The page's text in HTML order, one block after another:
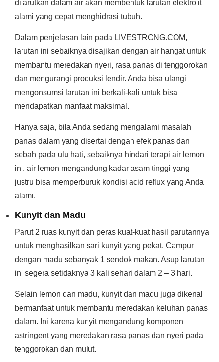
dilarutkan dalam air akan membentuk larutan elektrolit
alami yang cepat menghidrasi tubuh.
Dalam penjelasan lain pada LIVESTRONG.COM,
larutan ini sebaiknya disajikan dengan air hangat untuk
membantu meredakan nyeri, rasa panas di tenggorokan
dan mengurangi produksi lendir. Anda bisa ulangi
mengonsumsi larutan ini berkali-kali untuk bisa
mendapatkan manfaat maksimal.
Hanya saja, bila Anda sedang mengalami masalah
panas dalam yang disertai dengan efek panas dan
sebah pada ulu hati, sebaiknya hindari terapi air lemon
ini. air lemon mengandung kadar asam tinggi yang
justru bisa memperburuk kondisi acid reflux yang Anda
alami.
Kunyit dan Madu
Parut 2 ruas kunyit dan peras kuat-kuat hasil parutannya
untuk menghasilkan sari kunyit yang pekat. Campur
dengan madu sebanyak 1 sendok makan. Asup larutan
ini segera setidaknya 3 kali sehari dalam 2 – 3 hari.
Selain lemon dan madu, kunyit dan madu juga dikenal
bermanfaat untuk membantu meredakan keluhan panas
dalam. Ini karena kunyit mengandung komponen
astringent yang meredakan rasa panas dan nyeri pada
tenggorokan dan mulut.